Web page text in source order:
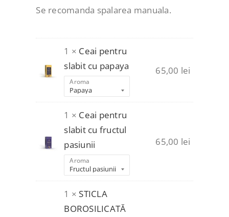
Se recomanda spalarea manuala.
1 × Ceai pentru
slabit cu papaya
Aroma
65,00 lei
1 × Ceai pentru
slabit cu fructul
pasiunii
Aroma
65,00 lei
1 × STICLA
BOROSILICATĂ